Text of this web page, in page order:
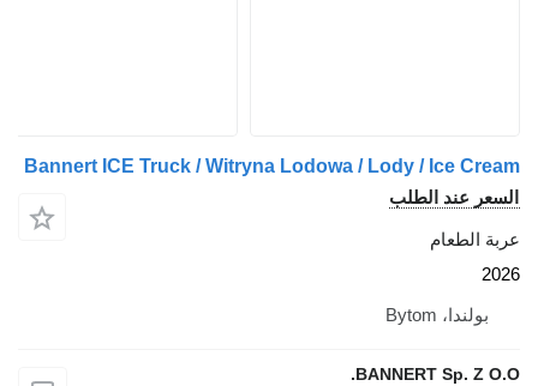
Bannert ICE Truck / Witryna Lodowa / Lody / Ice Cream
السعر عند الطلب
عربة الطعام
2026
بولندا، Bytom
BANNERT Sp. Z O.O.